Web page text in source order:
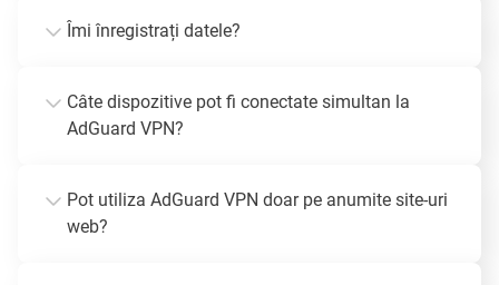
Îmi înregistrați datele?
Câte dispozitive pot fi conectate simultan la
AdGuard VPN?
Pot utiliza AdGuard VPN doar pe anumite site-uri
web?